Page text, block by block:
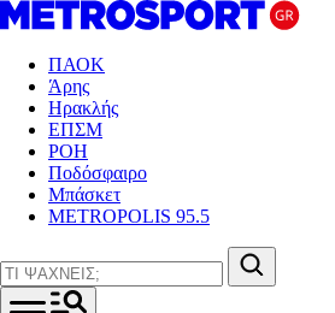
ΠΑΟΚ
Άρης
Ηρακλής
ΕΠΣΜ
ΡΟΗ
Ποδόσφαιρο
Μπάσκετ
METROPOLIS 95.5